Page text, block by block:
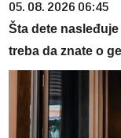
05. 08. 2026 06:45
Šta dete
treba da znate o